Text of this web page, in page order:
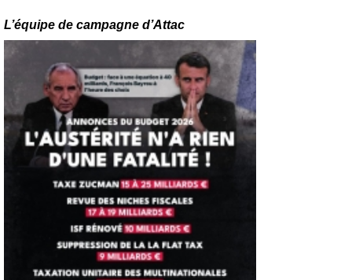
L’équipe de campagne d’Attac